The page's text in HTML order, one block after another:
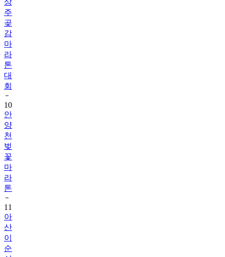
곶
감
마
라
톤
대
회
10
안
양
천
벚
꽃
마
라
톤
11
아
산
이
순
신
트